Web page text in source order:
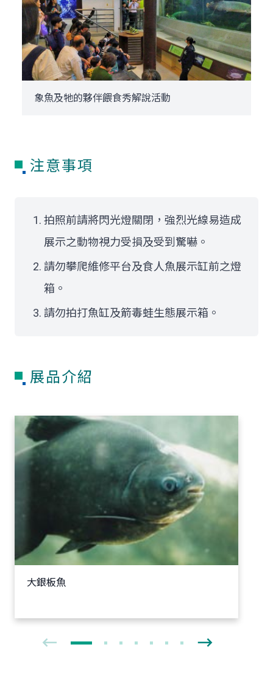
象魚及牠的夥伴餵食秀解說活動
注意事項
拍照前請將閃光燈關閉，強烈光線易造成
展示之動物視力受損及受到驚嚇。
請勿攀爬維修平台及食人魚展示缸前之燈
箱。
請勿拍打魚缸及箭毒蛙生態展示箱。
展品介紹
大銀板魚